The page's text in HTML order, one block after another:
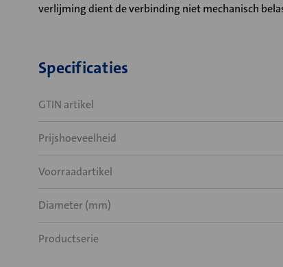
verlijming dient de verbinding niet mechanisch
Specificaties
GTIN artikel
Prijshoeveelheid
Voorraadartikel
Diameter (mm)
Productserie